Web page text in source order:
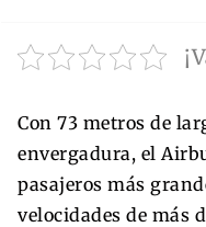
Con 73 metros de
envergadura, el
pasajeros más
velocidades de más